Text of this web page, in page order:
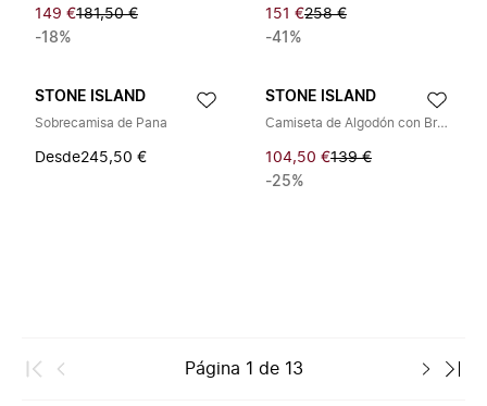
149 €181,50 €
-18%
151 €258 €
-41%
STONE ISLAND
Sobrecamisa de Pana
Desde245,50 €
STONE ISLAND
Camiseta de Algodón con Brújula
104,50 €139 €
-25%
Página 1 de 13